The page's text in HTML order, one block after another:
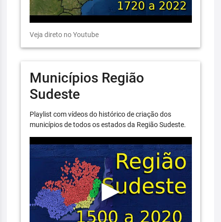
Veja direto no Youtube
Municípios Região
Sudeste
Playlist com vídeos do histórico de criação dos
municípios de todos os estados da Região Sudeste.